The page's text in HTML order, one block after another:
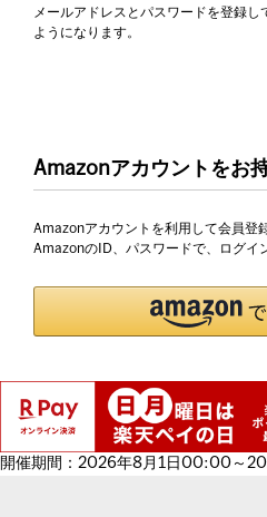
メールアドレスとパスワードを登録
ようになります。
Amazonアカウントをお
Amazonアカウントを利用して会員登
AmazonのID、パスワードで、ログイ
開催期間：2026年8月1日00:00～